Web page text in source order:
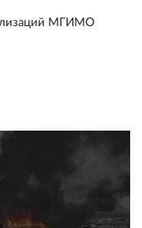
МГИМО